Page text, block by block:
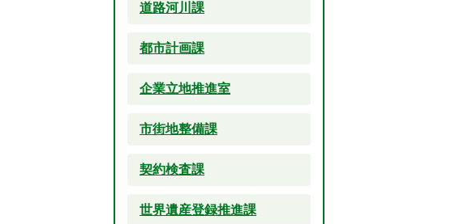
道路河川課
都市計画課
企業立地推進室
市街地整備課
契約検査課
世界遺産登録推進課